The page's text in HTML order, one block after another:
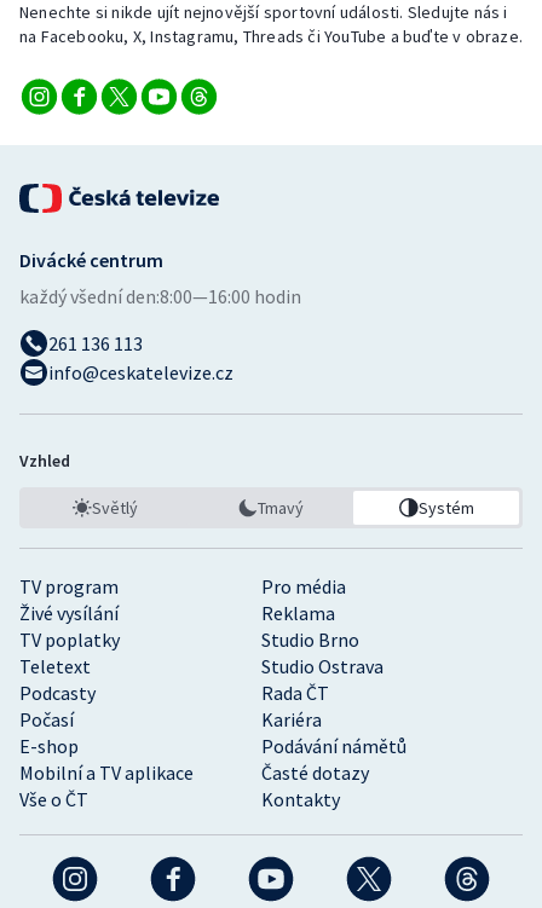
Nenechte si nikde ujít nejnovější sportovní události. Sledujte nás i
na Facebooku, X, Instagramu, Threads či YouTube a buďte v obraze.
TV program
Pro média
Živé vysílání
Reklama
TV poplatky
Studio Brno
Teletext
Studio Ostrava
Podcasty
Rada ČT
Počasí
Kariéra
E-shop
Podávání námětů
Mobilní a TV aplikace
Časté dotazy
Vše o ČT
Kontakty
Divácké centrum
každý všední den:8:00—16:00 hodin
261 136 113
info@ceskatelevize.cz
Vzhled
Světlý Tmavý Systém